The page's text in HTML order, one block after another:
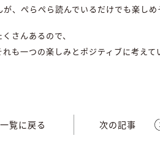
、ぺらぺら読んでいるだけでも楽し
さんあるので、
も一つの楽しみとポジティブに考え
一覧に戻る 次の記事